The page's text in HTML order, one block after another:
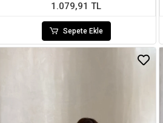
1.079,91 TL
Sepete Ekle